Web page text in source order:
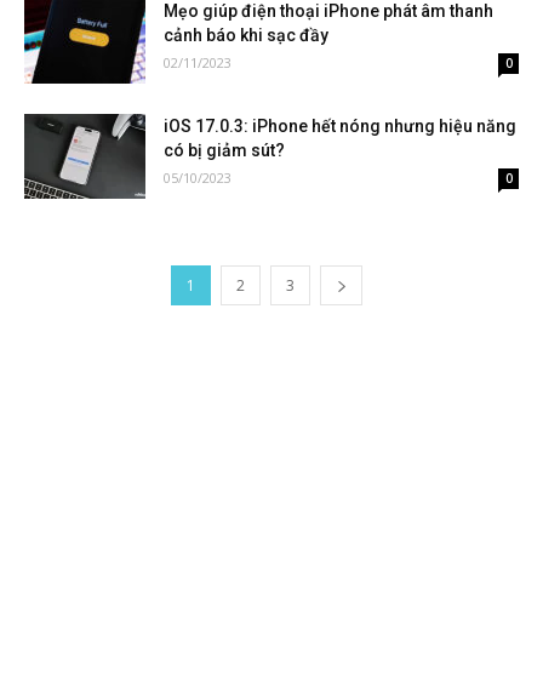
Mẹo giúp điện thoại iPhone phát âm thanh
cảnh báo khi sạc đầy
02/11/2023 0
iOS 17.0.3: iPhone hết nóng nhưng hiệu năng
có bị giảm sút?
05/10/2023 0
1 2 3